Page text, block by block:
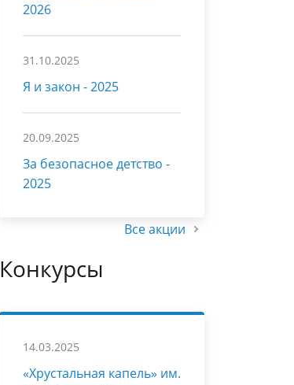
2026
31.10.2025
Я и закон - 2025
20.09.2025
За безопасное детство -
2025
Все акции
Конкурсы
14.03.2025
«Хрустальная капель» им.